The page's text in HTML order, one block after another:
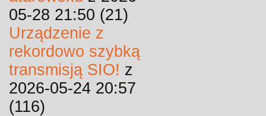
05-28 21:50 (21)
Urządzenie z
rekordowo szybką
transmisją SIO! z
2026-05-24 20:57
(116)